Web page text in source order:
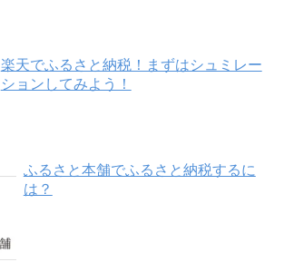
楽天でふるさと納税！まずはシュミレー
ションしてみよう！
ふるさと本舗でふるさと納税するに
は？